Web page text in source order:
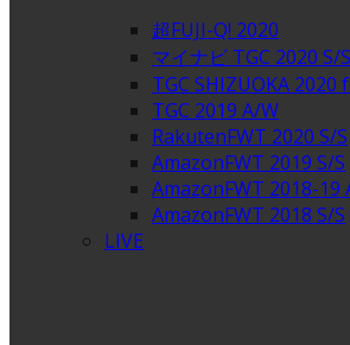
超FUJI-Q! 2020
マイナビ TGC 2020 S/S
TGC SHIZUOKA 2020
TGC 2019 A/W
RakutenFWT 2020 S/S
AmazonFWT 2019 S/S
AmazonFWT 2018-19
AmazonFWT 2018 S/S
LIVE